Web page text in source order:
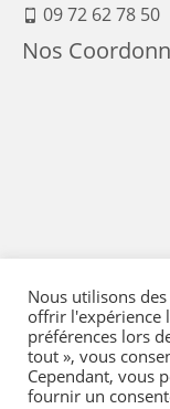
09 72 62 78 50
Nos
Mentions Légales-
Nous utilisons
offrir l'expérience
préférences lors
tout », vous
Cependant, vous
fournir un